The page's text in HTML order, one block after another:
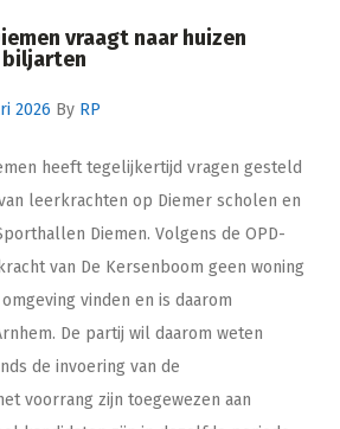
vraagt naar huizen
biljarten
2026 By RP
heeft tegelijkertijd vragen gesteld
leerkrachten op Diemer scholen en
Diemen. Volgens de OPD-
van De Kersenboom geen woning
vinden en is daarom
De partij wil daarom weten
de invoering van de
voorrang zijn toegewezen aan